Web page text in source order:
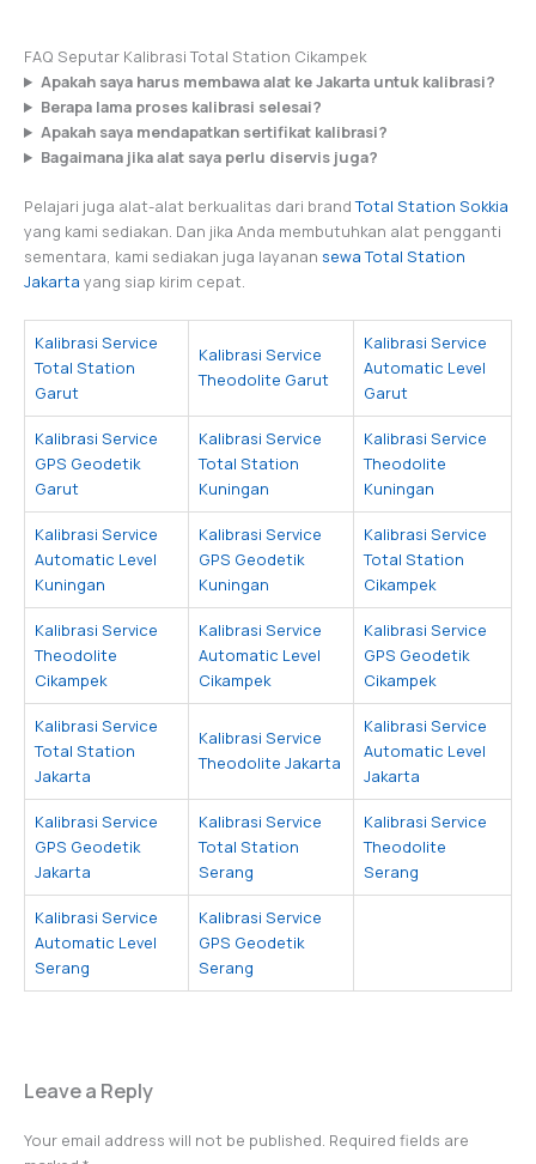
FAQ Seputar Kalibrasi Total Station Cikampek
Apakah saya harus membawa alat ke Jakarta untuk kalibrasi?
Berapa lama proses kalibrasi selesai?
Apakah saya mendapatkan sertifikat kalibrasi?
Bagaimana jika alat saya perlu diservis juga?
Pelajari juga alat-alat berkualitas dari brandTotal Station Sokkia
yang kami sediakan. Dan jika Anda membutuhkan alat pengganti
sementara, kami sediakan juga layanan sewa Total Station
Jakarta yang siap kirim cepat.
Kalibrasi Service
Total Station
Garut
Kalibrasi Service
Theodolite Garut
Kalibrasi Service
Automatic Level
Garut
Kalibrasi Service
GPS Geodetik
Garut
Kalibrasi Service
Total Station
Kuningan
Kalibrasi Service
Theodolite
Kuningan
Kalibrasi Service
Automatic Level
Kuningan
Kalibrasi Service
GPS Geodetik
Kuningan
Kalibrasi Service
Total Station
Cikampek
Kalibrasi Service
Theodolite
Cikampek
Kalibrasi Service
Automatic Level
Cikampek
Kalibrasi Service
GPS Geodetik
Cikampek
Kalibrasi Service
Total Station
Jakarta
Kalibrasi Service
Theodolite Jakarta
Kalibrasi Service
Automatic Level
Jakarta
Kalibrasi Service
GPS Geodetik
Jakarta
Kalibrasi Service
Total Station
Serang
Kalibrasi Service
Theodolite
Serang
Kalibrasi Service
Automatic Level
Serang
Kalibrasi Service
GPS Geodetik
Serang
Leave a Reply
Your email address will not be published. Required fields are